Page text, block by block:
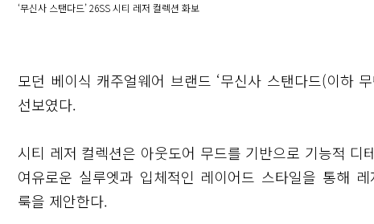
‘무신사 스탠다드’ 26SS 시티 레저 컬렉션 화보
모던 베이식 캐주얼웨어 브랜드 ‘무신사 스탠다드(이하
선보였다.
시티 레저 컬렉션은 아웃도어 무드를 기반으로 기능적
여유로운 실루엣과 입체적인 레이어드 스타일을 통해
룩을 제안한다.